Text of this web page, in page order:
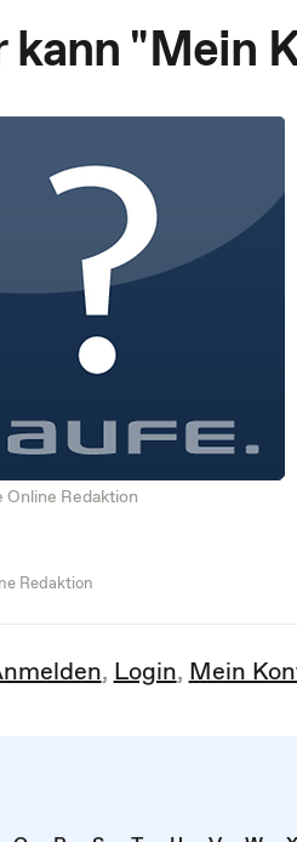
kann "Mein
Online Redaktion
Redaktion
, Login, Mein